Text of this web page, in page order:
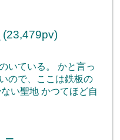
(23,479pv)
いている。 かと言っ
ので、ここは鉄板の
い聖地 かつてほど自